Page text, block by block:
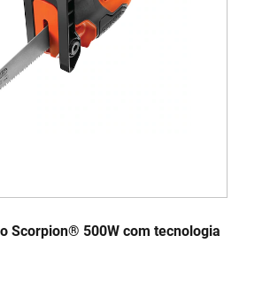
Scorpion® 500W com tecnologia